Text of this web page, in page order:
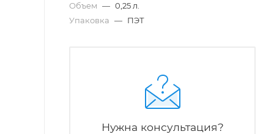
Объем — 0,25 л.
Упаковка — ПЭТ
Нужна консультация?